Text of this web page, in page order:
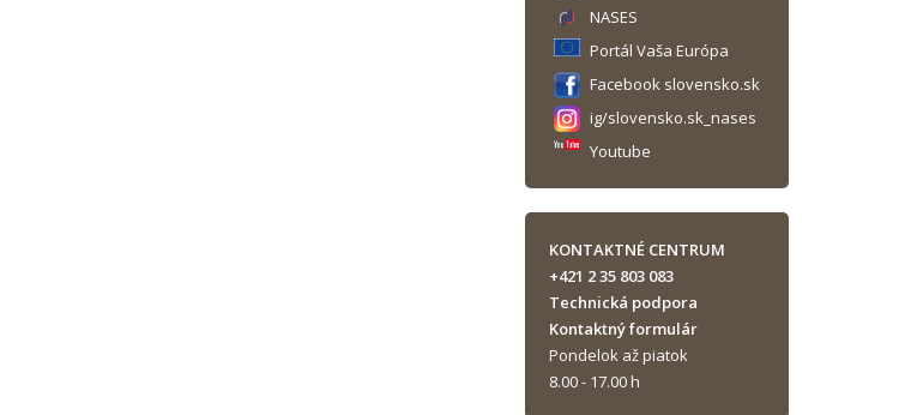
NASES
Portál Vaša Európa
Facebook slovensko.sk
ig/slovensko.sk_nases
Youtube
KONTAKTNÉ CENTRUM
+421 2 35 803 083
Technická podpora
Kontaktný formulár
Pondelok až piatok
8.00 - 17.00 h